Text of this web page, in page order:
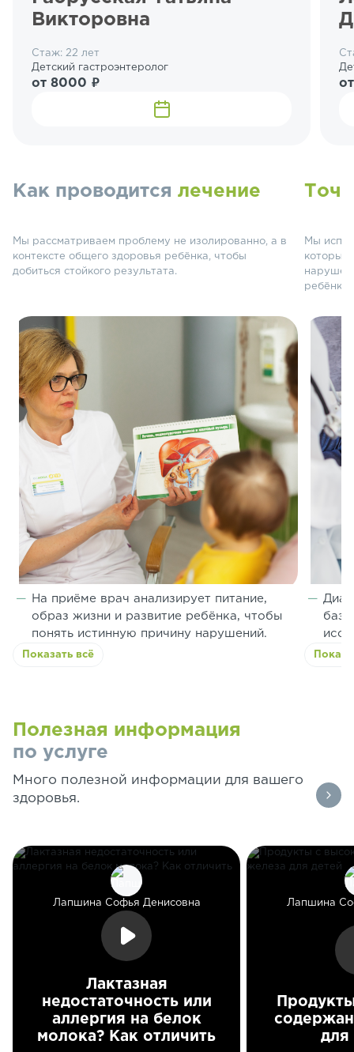
Викторовна
Стаж: 22 лет
Детский гастроэнтеролог
от 8000 ₽
Как проводится лечение
Мы рассматриваем проблему не изолированно, а в
контексте общего здоровья ребёнка, чтобы
добиться стойкого результата.
На приёме врач анализирует питание,
образ жизни и развитие ребёнка, чтобы
понять истинную причину нарушений.
Показать всё
Мы
которые
ребёнка.
Полезная информация
по услуге
Много полезной информации для вашего
здоровья.
Лапшина Софья Денисовна
Лактазная
недостаточность или
аллергия на белок
молока? Как отличить
Лапшина
для